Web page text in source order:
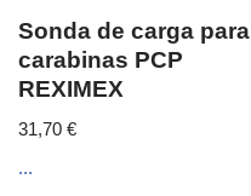
Sonda de carga para
carabinas PCP
REXIMEX
31,70 €
...